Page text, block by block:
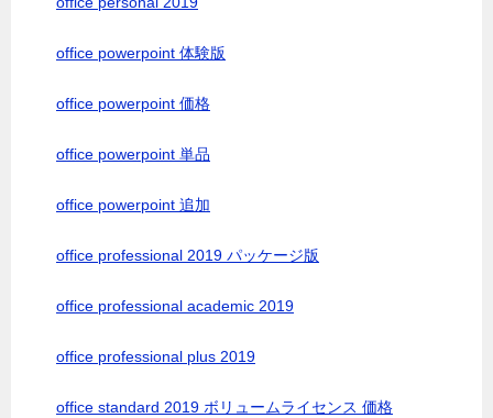
office powerpoint 体験版
office powerpoint 価格
office powerpoint 単品
office powerpoint 追加
office professional 2019 パッケージ版
office professional academic 2019
office professional plus 2019
office standard 2019 ボリュームライセンス 価格